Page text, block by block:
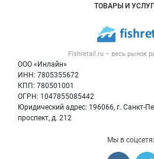
Fishretail.ru – весь рынок
ООО «Инлайн»
ИНН: 7805355672
КПП: 780501001
ОГРН: 1047855085442
Юридический адрес: 196066, г. Санкт-
проспект, д. 212
Размещение
Публичная
Контактная
Политика обработки
Новости
Блог
ТОВАРЫ И
Рыба
Икра
Мы в